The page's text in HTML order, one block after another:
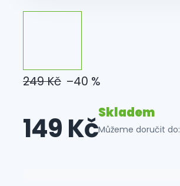
249 Kč –40 %
149 KčSkladem
Můžeme doručit do: